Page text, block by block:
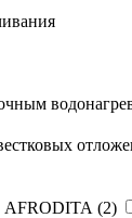
AFRODITA (2)